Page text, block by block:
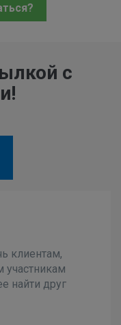
с
клиентам,
участникам
найти друг